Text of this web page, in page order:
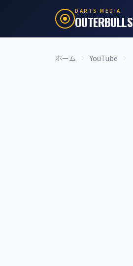
DARTS MEDIA
OUTERBULLS
ホーム YouTube